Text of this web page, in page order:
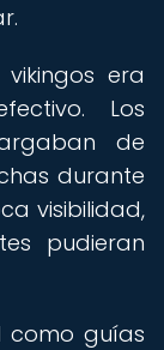
era
Los
de
durante
visibilidad,
pudieran
como guías